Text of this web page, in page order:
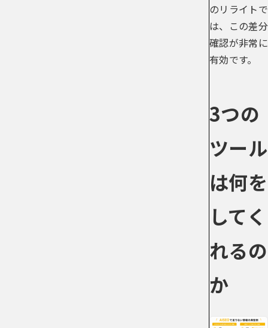
のリライトで
は、この差分
確認が非常に
有効です。
3つの
ツール
は何を
してく
れるの
か